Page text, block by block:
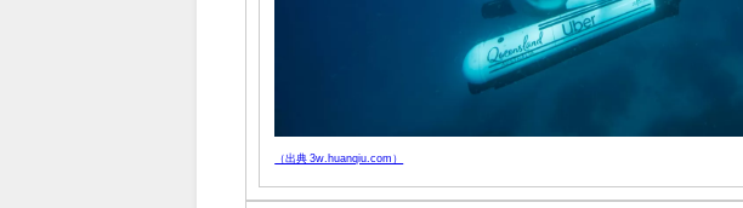
（出典 3w.huanqiu.com）